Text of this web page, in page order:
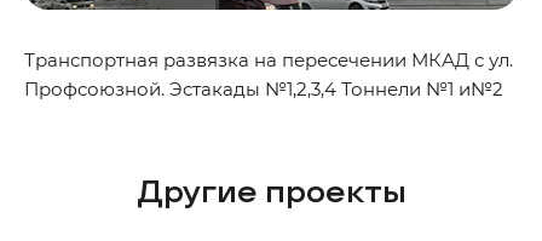
Транспортная развязка на пересечении МКАД с ул.
Профсоюзной. Эстакады №1,2,3,4 Тоннели №1 и№2
Другие проекты